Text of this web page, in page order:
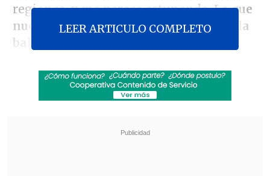
regiones, y me parece estupendo.Lo que
nuevamente ocurre es que siento que la
balanza no se equiparó
Revisa también
Karol G incluirá colaboraciones con Bruno
LEER ARTICULO COMPLETO